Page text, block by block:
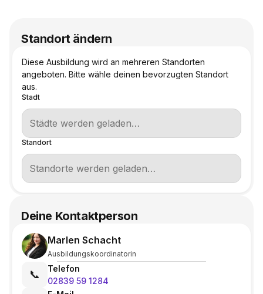
Standort ändern
Diese Ausbildung wird an mehreren Standorten
angeboten. Bitte wähle deinen bevorzugten Standort
aus.
Stadt
Standort
Deine Kontaktperson
Marlen Schacht
Ausbildungskoordinatorin
📞
Telefon
02839 59 1284